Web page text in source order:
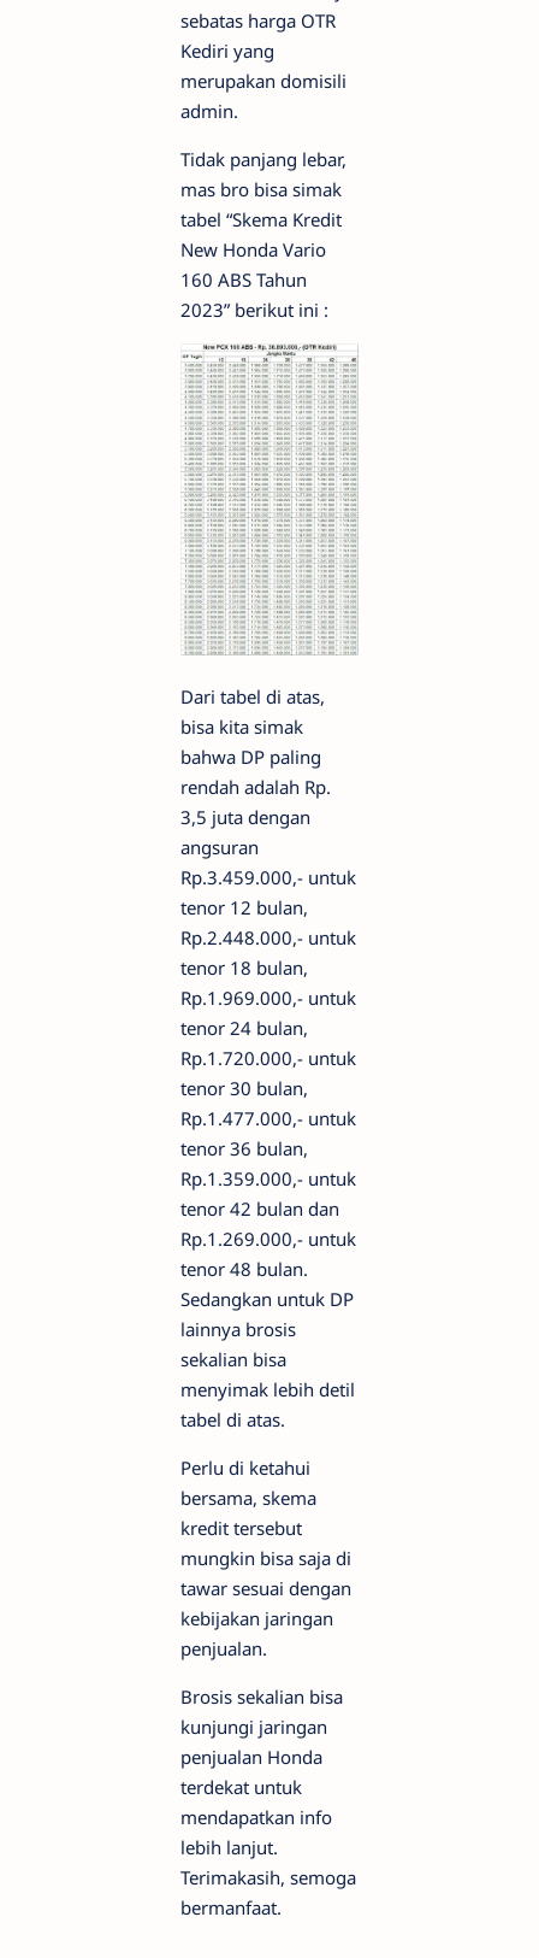
sebatas harga OTR
Kediri yang
merupakan domisili
admin.
Tidak panjang lebar,
mas bro bisa simak
tabel “Skema Kredit
New Honda Vario
160 ABS Tahun
2023” berikut ini :
Dari tabel di atas,
bisa kita simak
bahwa DP paling
rendah adalah Rp.
3,5 juta dengan
angsuran
Rp.3.459.000,- untuk
tenor 12 bulan,
Rp.2.448.000,- untuk
tenor 18 bulan,
Rp.1.969.000,- untuk
tenor 24 bulan,
Rp.1.720.000,- untuk
tenor 30 bulan,
Rp.1.477.000,- untuk
tenor 36 bulan,
Rp.1.359.000,- untuk
tenor 42 bulan dan
Rp.1.269.000,- untuk
tenor 48 bulan.
Sedangkan untuk DP
lainnya brosis
sekalian bisa
menyimak lebih detil
tabel di atas.
Perlu di ketahui
bersama, skema
kredit tersebut
mungkin bisa saja di
tawar sesuai dengan
kebijakan jaringan
penjualan.
Brosis sekalian bisa
kunjungi jaringan
penjualan Honda
terdekat untuk
mendapatkan info
lebih lanjut.
Terimakasih, semoga
bermanfaat.